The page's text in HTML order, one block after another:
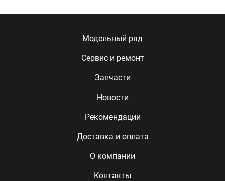
Модельный ряд
Сервис и ремонт
Запчасти
Новости
Рекомендации
Доставка и оплата
О компании
Контакты